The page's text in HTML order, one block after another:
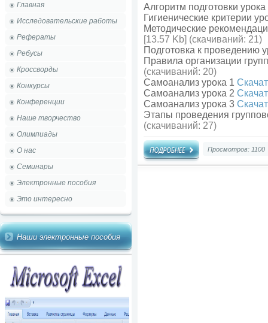
Главная
Исследовательские работы
Рефераты
Ребусы
Кроссворды
Конкурсы
Конференции
Наше творчество
Олимпиады
О нас
Семинары
Электронные пособия
Это интересно
Наши электронные пособия
Алгоритм подготовки урока
Гигиенические критерии
Методические
[13.57 Kb] (cкачиваний: 21)
Подготовка к проведению
Правила организации
(cкачиваний: 20)
Самоанализ урока 1
Самоанализ урока 2
Самоанализ урока 3
Этапы проведения
(cкачиваний: 27)
Просмотров: 1100